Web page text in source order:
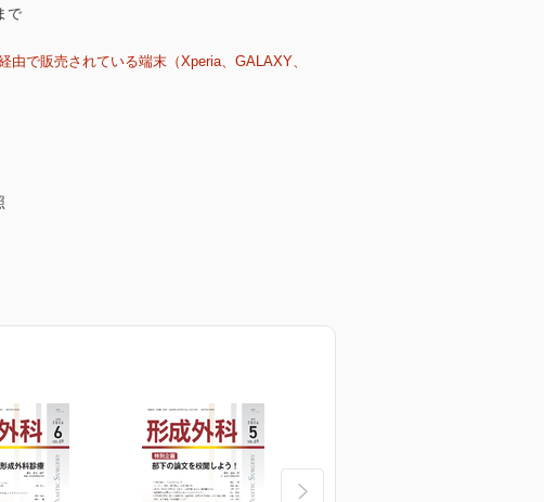
で
で販売されている端末（Xperia、GALAXY、